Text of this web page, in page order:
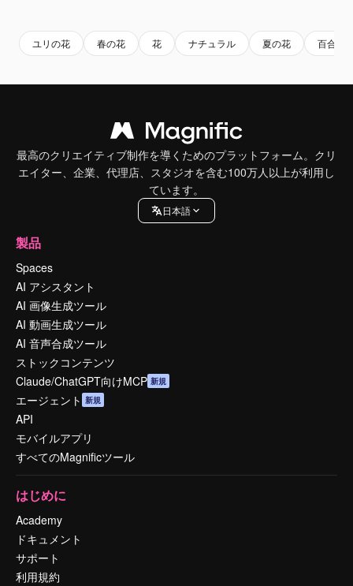
ユリの花 春の花 花 ナチュラル 夏の花 百合
最高のクリエイティブ制作を導くためのプラットフォーム。クリ
エイター、企業、代理店、スタジオを含む100万人以上が利用し
ています。
日本語
製品
Spaces
AI アシスタント
AI 画像生成ツール
AI 動画生成ツール
AI 音声合成ツール
ストックコンテンツ
Claude/ChatGPT向けMCP 新規
エージェント 新規
API
モバイルアプリ
すべてのMagnificツール
はじめに
Academy
ドキュメント
サポート
利用規約